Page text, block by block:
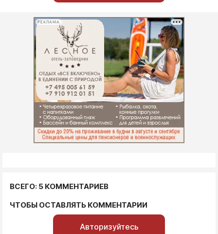
РЕКЛАМА
ВСЕГО: 5 КОММЕНТАРИЕВ
ЧТОБЫ ОСТАВЛЯТЬ КОММЕНТАРИИ
Авторизуйтесь